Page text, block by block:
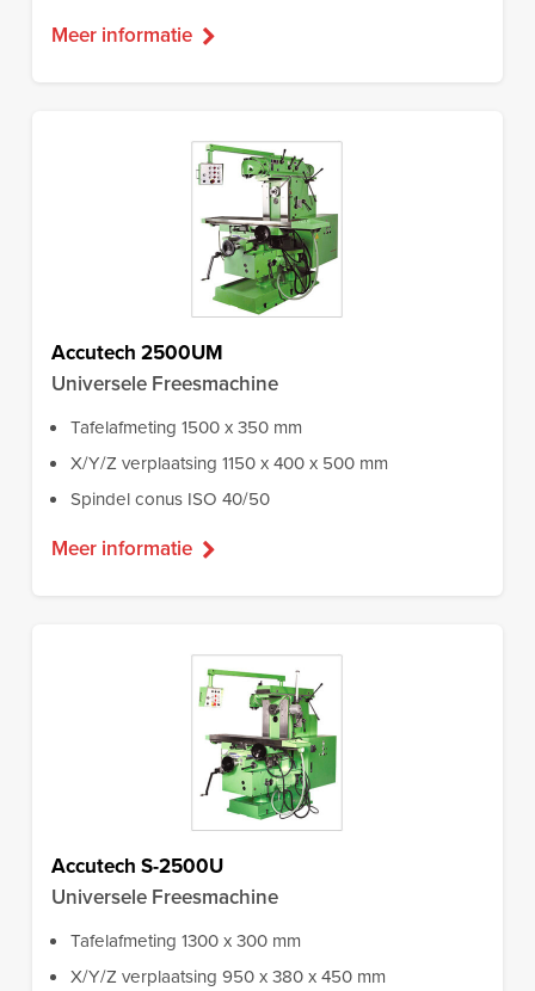
Meer informatie
Accutech 2500UM
Universele Freesmachine
Tafelafmeting 1500 x 350 mm
X/Y/Z verplaatsing 1150 x 400 x 500 mm
Spindel conus ISO 40/50
Meer informatie
Accutech S-2500U
Universele Freesmachine
Tafelafmeting 1300 x 300 mm
X/Y/Z verplaatsing 950 x 380 x 450 mm